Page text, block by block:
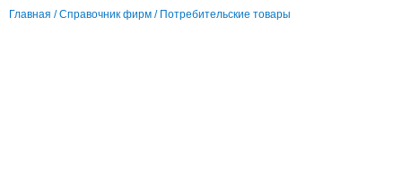
Главная /Справочник фирм / Потребительские товары